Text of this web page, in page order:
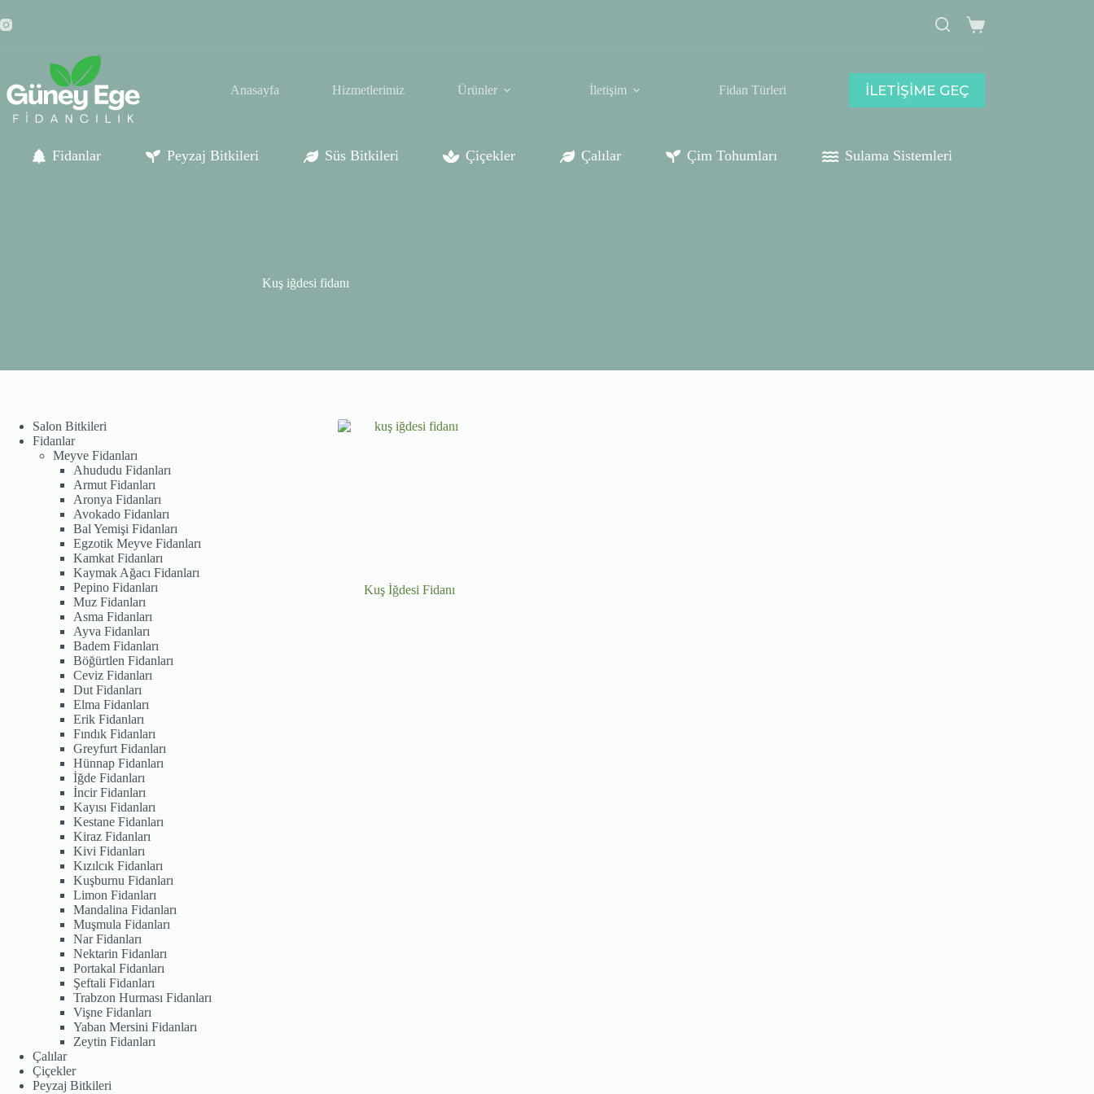
to
content
Shopping
Anasayfa Hizmetlerimiz Ürünler İletişim Fidan Türleri İLETİŞİME GEÇ
Fidanlar Peyzaj Bitkileri Süs Bitkileri Çiçekler Çalılar Çim Tohumları Sulama Sistemleri
Kuş iğdesi fidanı
Kuş İğdesi Fidanı
Salon Bitkileri
Fidanlar
Meyve Fidanları
Ahududu Fidanları
Armut Fidanları
Aronya Fidanları
Avokado Fidanları
Bal Yemişi Fidanları
Egzotik Meyve Fidanları
Kamkat Fidanları
Kaymak Ağacı Fidanları
Pepino Fidanları
Muz Fidanları
Asma Fidanları
Ayva Fidanları
Badem Fidanları
Böğürtlen Fidanları
Ceviz Fidanları
Dut Fidanları
Elma Fidanları
Erik Fidanları
Fındık Fidanları
Greyfurt Fidanları
Hünnap Fidanları
İğde Fidanları
İncir Fidanları
Kayısı Fidanları
Kestane Fidanları
Kiraz Fidanları
Kivi Fidanları
Kızılcık Fidanları
Kuşburnu Fidanları
Limon Fidanları
Mandalina Fidanları
Muşmula Fidanları
Nar Fidanları
Nektarin Fidanları
Portakal Fidanları
Şeftali Fidanları
Trabzon Hurması Fidanları
Vişne Fidanları
Yaban Mersini Fidanları
Zeytin Fidanları
Çalılar
Çiçekler
Peyzaj Bitkileri